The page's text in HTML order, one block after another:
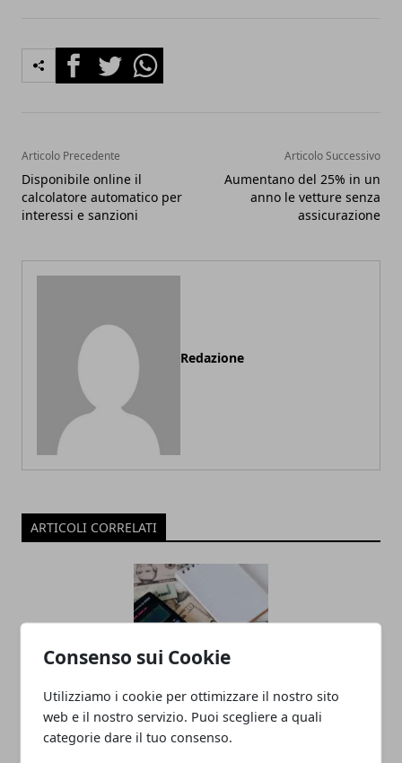
Consenso sui Cookie
Utilizziamo i cookie per ottimizzare il nostro sito
web e il nostro servizio. Puoi scegliere a quali
categorie dare il tuo consenso.
FacebookTwitterWhatsapp
Articolo Precedente
Disponibile online il
calcolatore automatico per
interessi e sanzioni
Articolo Successivo
Aumentano del 25% in un
anno le vetture senza
assicurazione
Redazione
ARTICOLI CORRELATI
Recupero crediti: cos’è, come funziona